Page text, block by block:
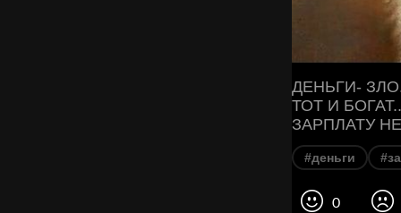
ДЕНЬГИ-
ТОТ И
ЗАРПЛАТУ
#деньги
0